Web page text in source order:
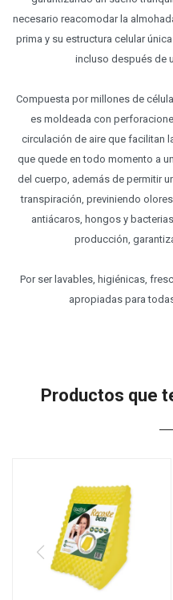
necesario reacomodar la
prima y su estructura celular
incluso después de
Compuesta por millones de
es moldeada con
circulación de aire que facilitan
que quede en todo momento a
del cuerpo, además de permitir
transpiración, previniendo
antiácaros, hongos y
producción,
Por ser lavables, higiénicas,
apropiadas para
Productos que